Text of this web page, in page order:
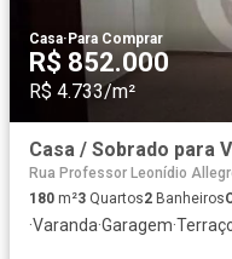
Casa·Para Comprar
R$ 852.000
R$ 4.733/m²
Rua Professor Leonídio
180 m²3 Quartos2 Banheiros
·Varanda·Garagem·